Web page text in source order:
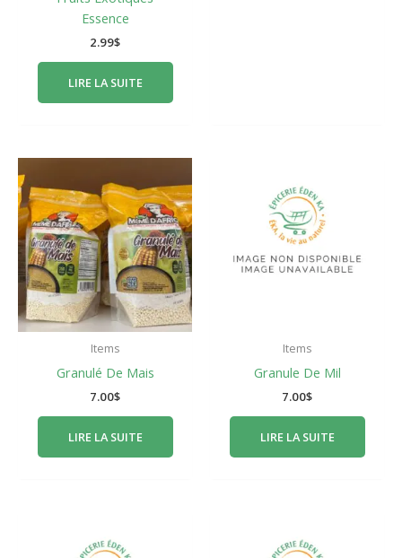
Essence
2.99$
LIRE LA SUITE
Items
Granulé De Mais
7.00$
LIRE LA SUITE
Items
Granule De Mil
7.00$
LIRE LA SUITE